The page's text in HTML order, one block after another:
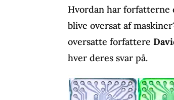
Hvordan har forfatterne
blive oversat af
oversatte forfattere
hver deres svar på.